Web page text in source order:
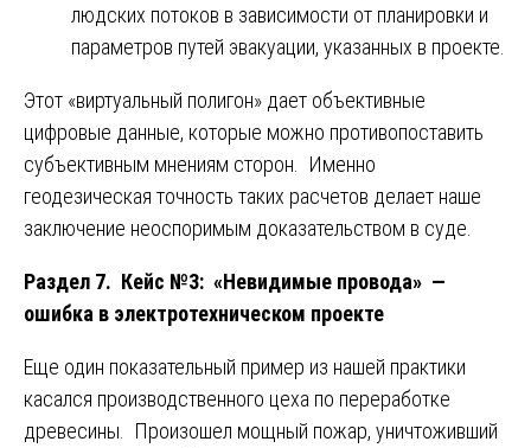
людских потоков в зависимости от планировки и
параметров путей эвакуации, указанных в проекте.
Этот «виртуальный полигон» дает объективные
цифровые данные, которые можно противопоставить
субъективным мнениям сторон. Именно
геодезическая точность таких расчетов делает наше
заключение неоспоримым доказательством в суде.
Раздел 7. Кейс №3: «Невидимые провода» —
ошибка в электротехническом проекте
Еще один показательный пример из нашей практики
касался производственного цеха по переработке
древесины. Произошел мощный пожар, уничтоживший